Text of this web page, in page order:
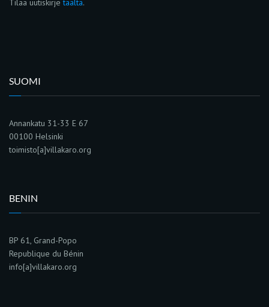
Tilaa uutiskirjetäältä.
SUOMI
Annankatu 31-33 E 67
00100 Helsinki
toimisto[a]villakaro.org
BENIN
BP 61, Grand-Popo
Republique du Bénin
info[a]villakaro.org